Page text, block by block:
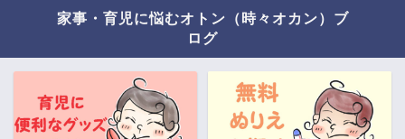
家事・育児に悩むオトン（時々オカン）ブ
ログ